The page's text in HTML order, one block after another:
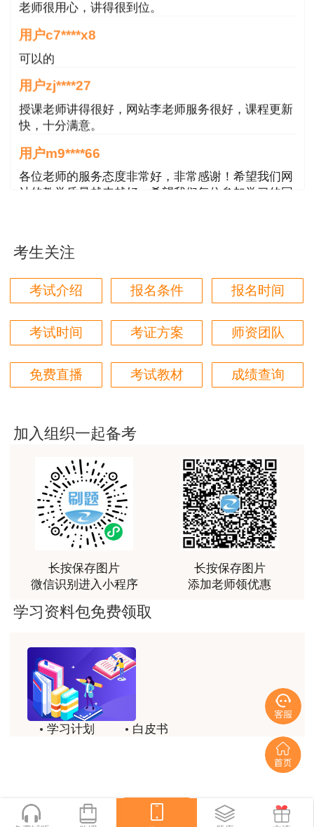
点击下载：更多题目点击下载一级
建造师工程经济考试真题及答案
老师很用心，讲得很到位。
用户c7****x8
可以的
用户zj****27
授课老师讲得很好，网站李老师服务很好，课程更新
快，十分满意。
用户m9****66
各位老师的服务态度非常好，非常感谢！希望我们网
站的教学质量越来越好，希望我们每位参加学习的同
用户m9****66
对本次课程购买的老师的服务态度非常满意。希望我
们网站教学质量越来越高。祝大家都取得满意的结
用户m5****66
3位老师，讲的都非常的好，
用户m5****66
用户m9****88
建设工程教育网很给力，课程逻辑清晰，老师讲解通
俗易懂，重点突出，模拟题质量高，押题卷压中的知
识点很多，尤其是实务简答题秘籍压中将近70%的小
问，让小白学员也能一次过四门，十分给力，值得推
荐[强][强]
感谢教育网的多年支持与培养。
用户m9****66
用户m9****66
老师讲课认真负责，要点突出；我考试通过了。
用户ch****15
达老师的课程讲的非常好
用户s****02
考生关注
考试介绍 报名条件 报名时间
考试时间 考证方案 师资团队
免费直播 考试教材 成绩查询
加入组织一起备考
长按保存图片
微信识别进入小程序
长按保存图片
添加老师领优惠
学习资料包免费领取
学习计划
白皮书